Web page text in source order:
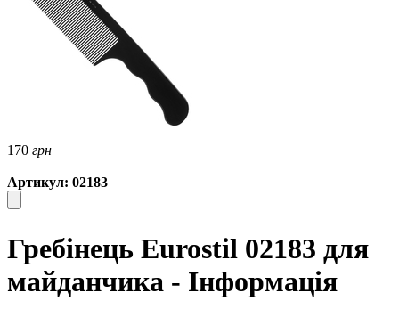
170 грн
Артикул: 02183
Гребінець Eurostil 02183 для
майданчика - Інформація